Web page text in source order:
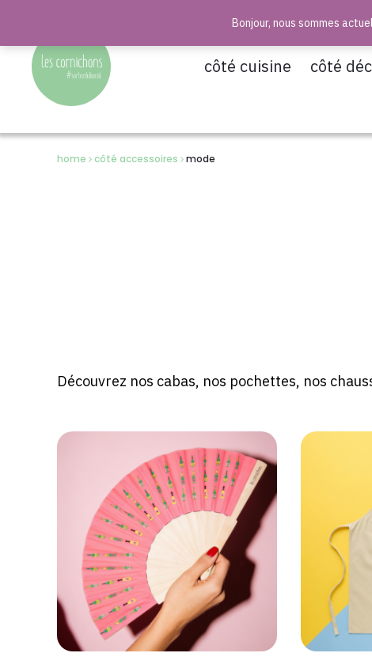
côté cuisine côté
home côté accessoires mode
Découvrez nos cabas, nos pochettes, nos
Bonjour, nous sommes